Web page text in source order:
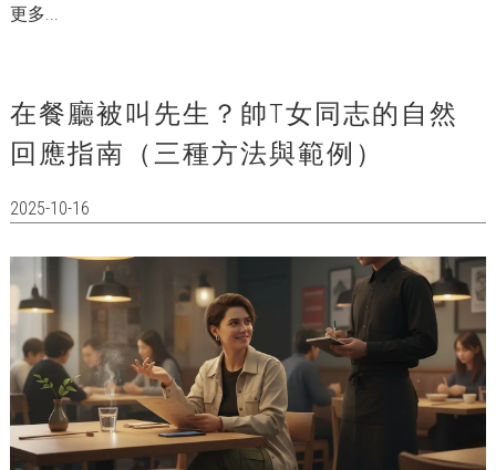
更多...
在餐廳被叫先生？帥T女同志的自然
回應指南（三種方法與範例）
2025-10-16